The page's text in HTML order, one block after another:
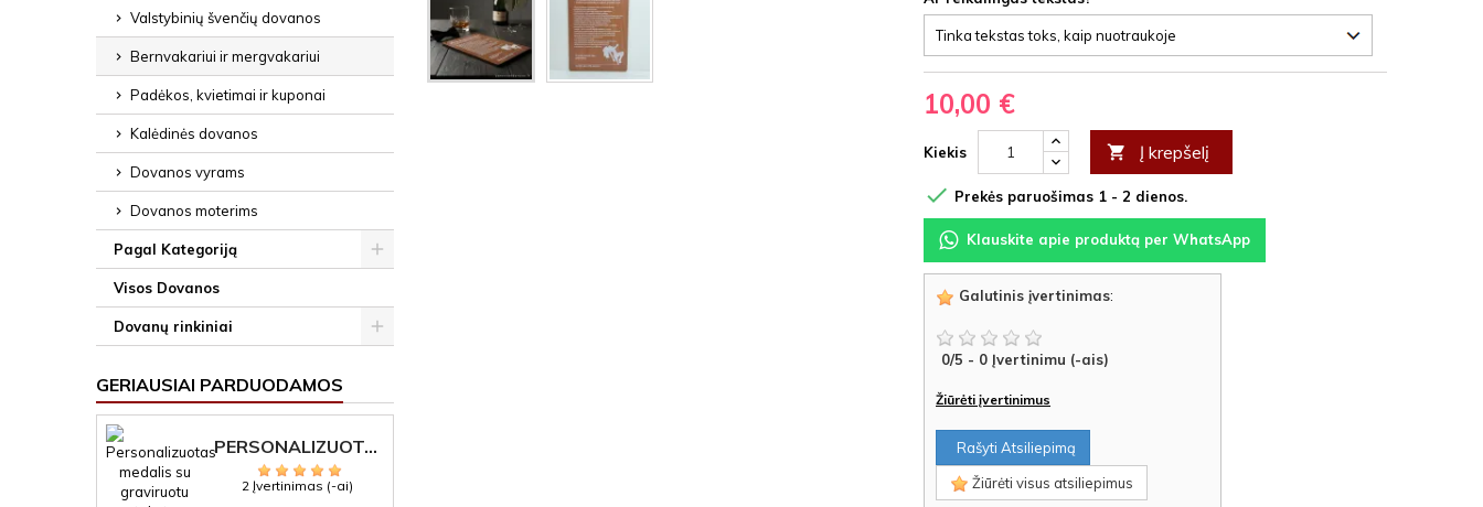
Valstybinių švenčių dovanos
Bernvakariui ir mergvakariui
Padėkos, kvietimai ir kuponai
Kalėdinės dovanos
Dovanos vyrams
Dovanos moterims
Pagal Kategoriją
Visos Dovanos
Dovanų rinkiniai
GERIAUSIAI PARDUODAMOS
PERSONALIZUOTAS MEDALIS "1" SU GRAVIRUOTU TEKSTU
2 Įvertinimas (-ai)
10,00 €
Kiekis  Į krepšelį
 Prekės paruošimas 1 - 2 dienos.
Klauskite apie produktą per WhatsApp
Galutinis įvertinimas:
0/5 - 0 Įvertinimu (-ais)
Žiūrėti įvertinimus
Rašyti Atsiliepimą
Žiūrėti visus atsiliepimus